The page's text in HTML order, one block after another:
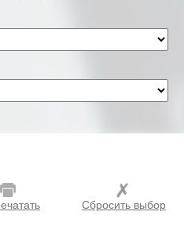
Сбросить выбор